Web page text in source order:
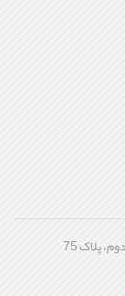
پلاک 75